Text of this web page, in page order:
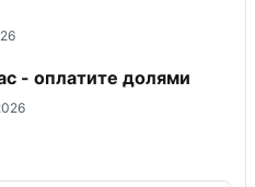
- оплатите долями